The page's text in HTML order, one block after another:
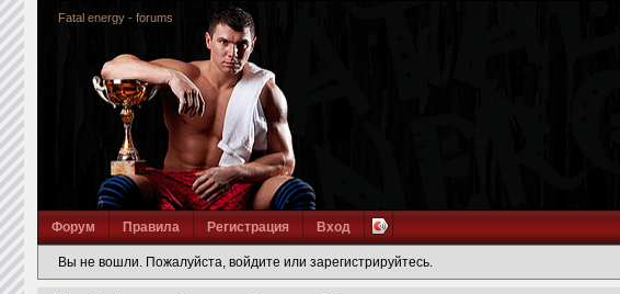
Fatal energy - forums
Форум Правила Регистрация Вход
Вы не вошли. Пожалуйста, войдите или зарегистрируйтесь.